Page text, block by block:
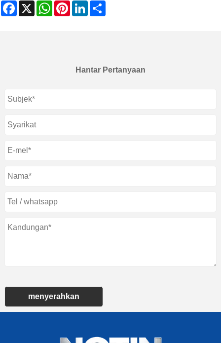
Facebook
X WhatsAppPinterestLinkedIn
Hantar Pertanyaan
menyerahkan